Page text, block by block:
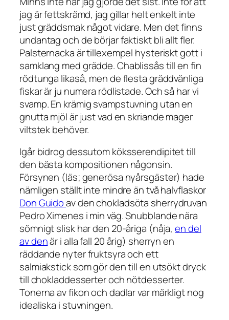
jag är fettskrämd, jag gillar helt enkelt inte
just gräddsmak något vidare. Men det finns
undantag och de börjar faktiskt bli allt fler.
Palsternacka är tillexempel hysteriskt gott i
samklang med grädde. Chablissås till en fin
rödtunga likaså, men de flesta gräddvänliga
fiskar är ju numera rödlistade. Och så har vi
svamp. En krämig svampstuvning utan en
gnutta mjöl är just vad en skriande mager
viltstek behöver.
Igår bidrog dessutom köksserendipitet till
den bästa kompositionen någonsin.
Försynen (läs; generösa nyårsgäster) hade
nämligen ställt inte mindre än två halvflaskor
Don Guidoav den chokladsöta sherrydruvan
Pedro Ximenes i min väg. Snubblande nära
sömnigt slisk har den 20-åriga (nåja,en del
av denär i alla fall 20 årig) sherryn en
räddande nyter fruktsyra och ett
salmiakstick som gör den till en utsökt dryck
till chokladdesserter och nötdesserter.
Tonerna av fikon och dadlar var märkligt nog
idealiska i stuvningen.